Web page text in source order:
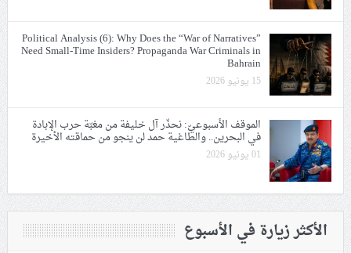
Political Analysis (6): Why Does the “War of Narratives”
Need Small-Time Insiders? Propaganda War Criminals in
Bahrain
15 يونيو 2026
الموقف الأسبوعيّ: نحذّر آل خليفة من مغبّة حرب الإبادة
في البحرين.. والطاغية حمد لن ينجو من حماقته الأخيرة
01 يونيو 2026
الأكثر زيارة في الأسبوع